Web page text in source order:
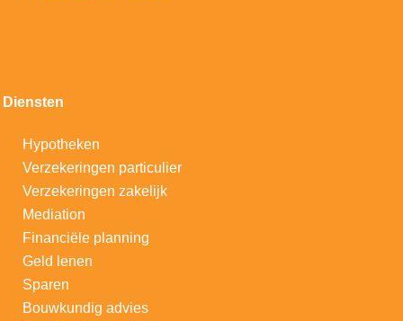
Diensten
Hypotheken
Verzekeringen particulier
Verzekeringen zakelijk
Mediation
Financiële planning
Geld lenen
Sparen
Bouwkundig advies